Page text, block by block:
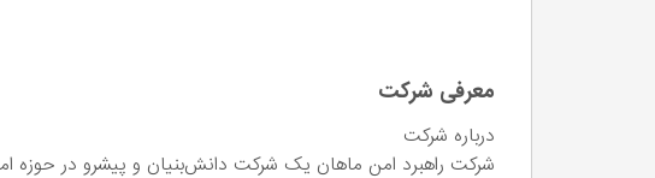
معرفی شرکت
درباره شرکت